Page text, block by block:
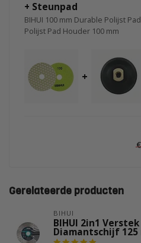
+ Steunpad
BIHUI 100 mm Durable Polijst
Polijst Pad Houder 100 mm
+
Gerelateerde producten
BIHUI
BIHUI 2in1 Verstek
Diamantschijf 125